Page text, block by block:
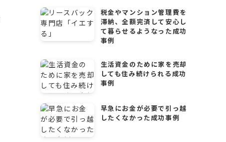
税金やマンション管理費を
滞納、全額完済して安心し
て暮らせるようなった成功
事例
生活資金のために家を売却
しても住み続けられる成功
事例
早急にお金が必要で引っ越
したくなかった成功事例